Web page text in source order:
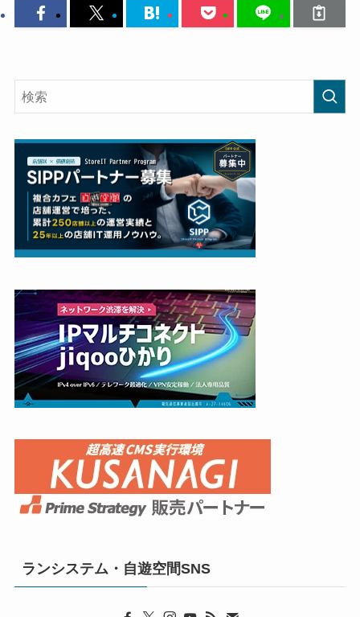
ランシステム・自遊空間SNS